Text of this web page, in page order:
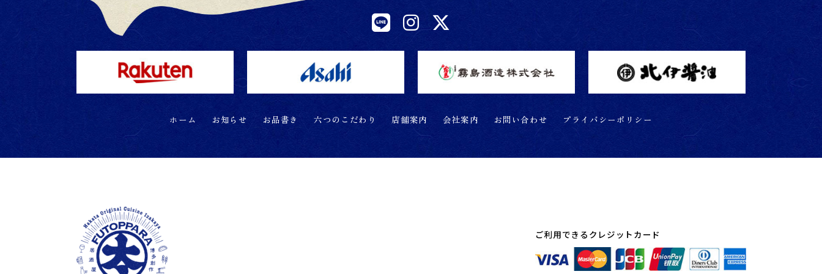
ホーム お知らせ お品書き 六つのこだわり 店舗案内 会社案内 お問い合わせ プライバシーポリシー
ご利用できるクレジットカード